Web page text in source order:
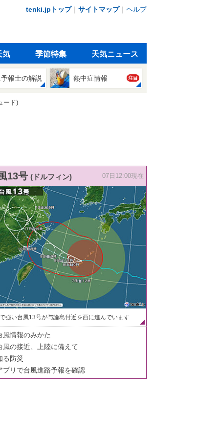
tenki.jpトップ｜ サイトマップ｜ ヘルプ
気 季節特集 天気ニュース
報士の解説 熱中症情報 注目
ード)
13号 (ドルフィン) 07日12:00現在
強い台風13号が与論島付近を西に進んでいます
風情報のみかた
風の接近、上陸に備えて
る防災
プリで台風進路予報を確認